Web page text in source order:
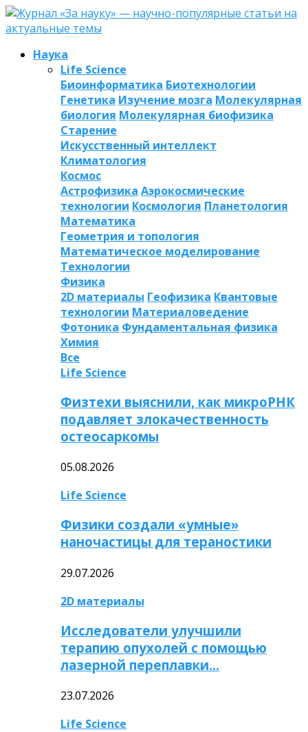
Наука
Life Science
Биоинформатика Биотехнологии
Генетика Изучение мозга Молекулярная
биология Молекулярная биофизика
Старение
Искусственный интеллект
Климатология
Космос
Астрофизика Аэрокосмические
технологии Космология Планетология
Математика
Геометрия и топология
Математическое моделирование
Технологии
Физика
2D материалы Геофизика Квантовые
технологии Материаловедение
Фотоника Фундаментальная физика
Химия
Все
Life Science
Физтехи выяснили, как микроРНК
подавляет злокачественность
остеосаркомы
05.08.2026
Life Science
Физики создали «умные»
наночастицы для тераностики
29.07.2026
2D материалы
Исследователи улучшили
терапию опухолей с помощью
лазерной переплавки…
23.07.2026
Life Science